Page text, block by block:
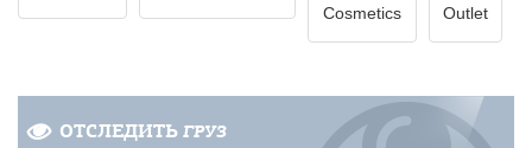
Cosmetics
Outlet
ОТСЛЕДИТЬ ГРУЗ